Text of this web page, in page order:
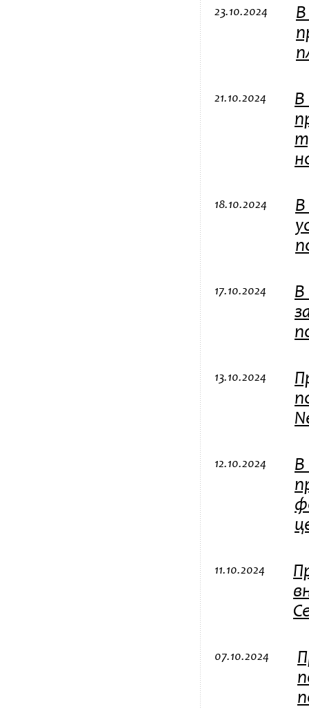
23.10.2024
21.10.2024
В
18.10.2024
17.10.2024
В
13.10.2024
12.10.2024
В
11.10.2024
07.10.2024